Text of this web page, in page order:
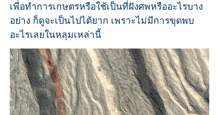
เพื่อทำการเกษตรหรือใช้เป็นที่ฝังศพหรืออะไรบาง
อย่าง ก็ดูจะเป็นไปได้ยาก เพราะไม่มีการขุดพบ
อะไรเลยในหลุมเหล่านี้